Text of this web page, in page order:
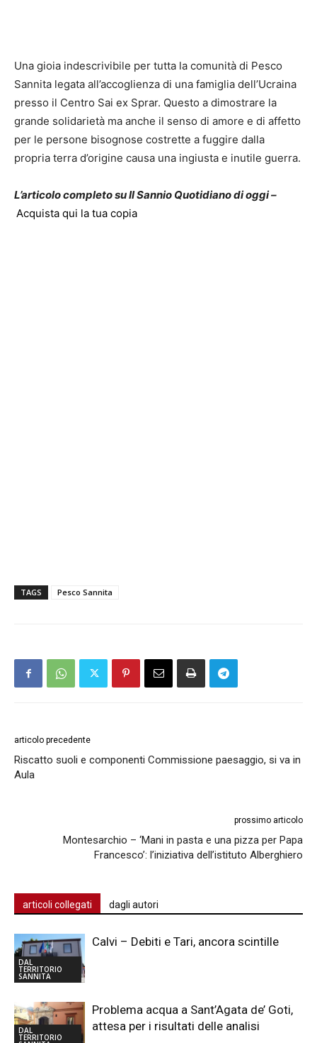
Una gioia indescrivibile per tutta la comunità di Pesco
Sannita legata all’accoglienza di una famiglia dell’Ucraina
presso il Centro Sai ex Sprar. Questo a dimostrare la
grande solidarietà ma anche il senso di amore e di affetto
per le persone bisognose costrette a fuggire dalla
propria terra d’origine causa una ingiusta e inutile guerra.
L’articolo completo su Il Sannio Quotidiano di oggi –
Acquista qui la tua copia
TAGS Pesco Sannita
articolo precedente
Riscatto suoli e componenti Commissione paesaggio, si va in
Aula
prossimo articolo
Montesarchio – ‘Mani in pasta e una pizza per Papa
Francesco’: l’iniziativa dell’istituto Alberghiero
articoli collegati dagli autori
DAL
TERRITORIO
SANNITA
Calvi – Debiti e Tari, ancora scintille
DAL
TERRITORIO
Problema acqua a Sant’Agata de’ Goti,
attesa per i risultati delle analisi